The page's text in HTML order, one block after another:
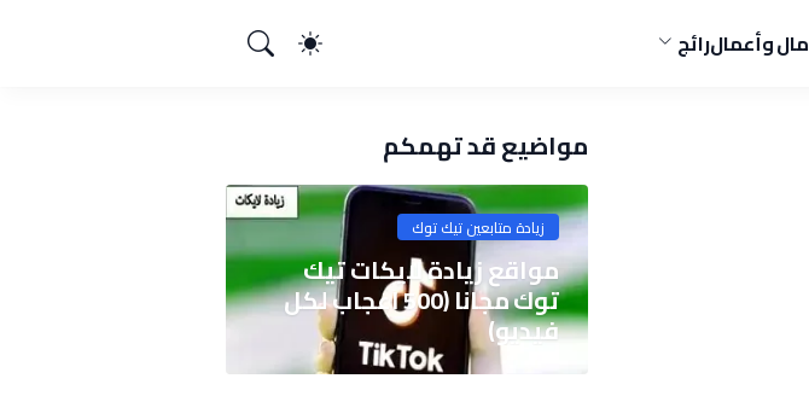
مال وأعمالرائج
مواضيع قد تهمكم
زيادة متابعين تيك توك
مواقع زيادة لايكات تيك
توك مجانا (500 اعجاب لكل
فيديو)